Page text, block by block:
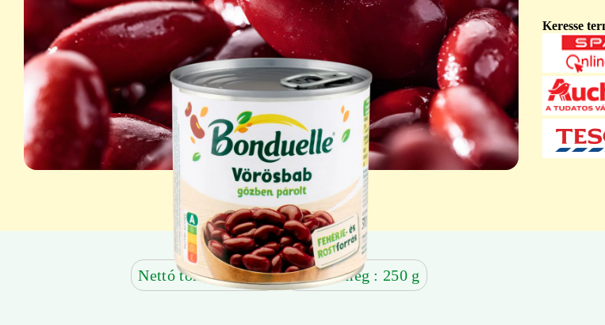
Keresse
Nettó tömeg: 310 g Töltőtömeg : 250 g